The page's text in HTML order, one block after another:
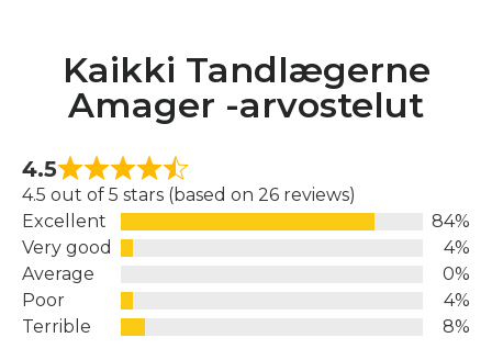
Kaikki Tandlægerne
Amager -arvostelut
4.5
4.5 out of 5 stars (based on 26 reviews)
Excellent
84%
Very good
4%
Average
0%
Poor
4%
Terrible
8%